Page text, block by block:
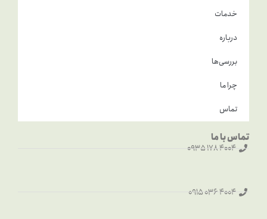
خدمات
درباره
بررسی‌ها
چرا ما
تماس
تماس با ما
4004 178 0935
4004 036 0915